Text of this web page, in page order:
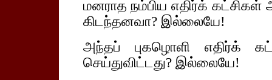
மனராத நம்பிய எதிர்க்
கிடந்தனவா? இல்லையே!
அந்தப் புகழொளி எதிர்க்
செய்துவிட்டது? இல்லையே!